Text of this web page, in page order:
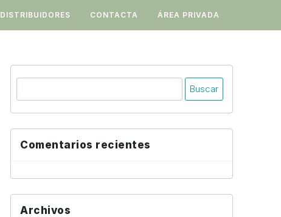
DISTRIBUIDORES CONTACTA ÁREA PRIVADA
Comentarios recientes
Archivos